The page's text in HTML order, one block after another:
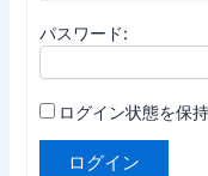
パスワード:
ログイン状態を保持
ログイン